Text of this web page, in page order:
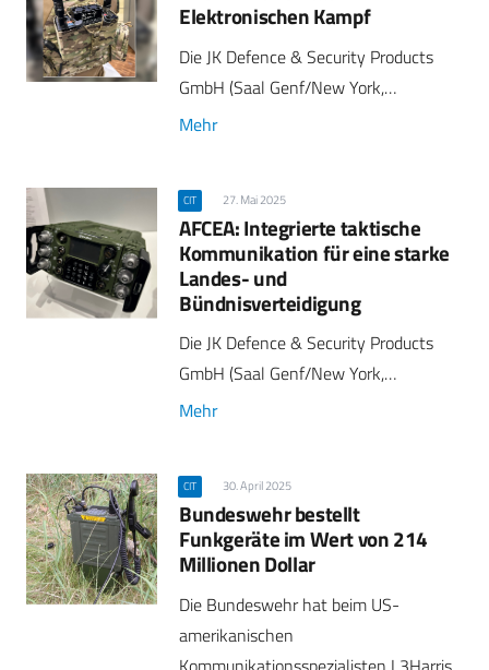
Elektronischen Kampf
Die JK Defence & Security Products
GmbH (Saal Genf/New York,…
Mehr
CIT 27. Mai 2025
AFCEA: Integrierte taktische
Kommunikation für eine starke
Landes- und
Bündnisverteidigung
Die JK Defence & Security Products
GmbH (Saal Genf/New York,…
Mehr
CIT 30. April 2025
Bundeswehr bestellt
Funkgeräte im Wert von 214
Millionen Dollar
Die Bundeswehr hat beim US-
amerikanischen